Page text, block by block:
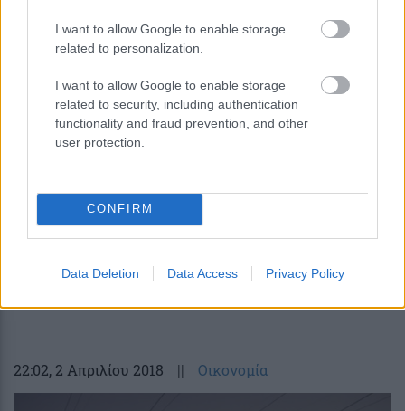
I want to allow Google to enable storage
related to personalization.
I want to allow Google to enable storage
related to security, including authentication
functionality and fraud prevention, and other
user protection.
CONFIRM
Data Deletion Data Access Privacy Policy
ΓΕΝΟΠ για την πώληση των λιγνιτικών
22:02, 2 Απριλίου 2018 || Οικονομία